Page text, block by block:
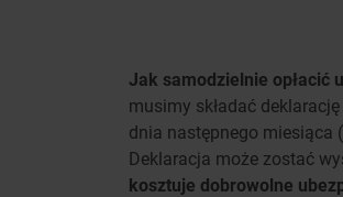
Jak samodzielnie opłacić
musimy składać
dnia następnego miesiąca
Deklaracja może zostać
kosztuje dobrowolne